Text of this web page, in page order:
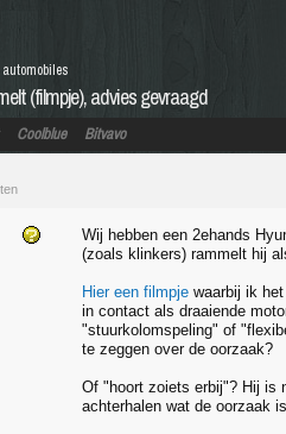
(filmpje), advies gevraagd
Coolblue Bitvavo
Wij hebben een 2ehands
(zoals klinkers) rammelt hij
Hier een filmpje waarbij ik
in contact als draaiende
"stuurkolomspeling" of
te zeggen over de oorzaak?
Of "hoort zoiets erbij"? Hij is
achterhalen wat de oorzaak